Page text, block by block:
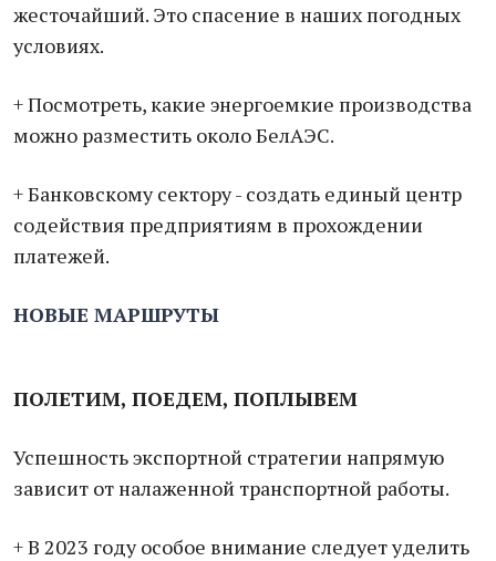
жесточайший. Это спасение в наших погодных
условиях.
+ Посмотреть, какие энергоемкие производства
можно разместить около БелАЭС.
+ Банковскому сектору - создать единый центр
содействия предприятиям в прохождении
платежей.
НОВЫЕ МАРШРУТЫ
ПОЛЕТИМ, ПОЕДЕМ, ПОПЛЫВЕМ
Успешность экспортной стратегии напрямую
зависит от налаженной транспортной работы.
+ В 2023 году особое внимание следует уделить